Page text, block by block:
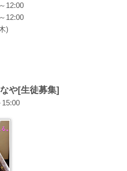
12:00
12:00
)
や[生徒募集]
15:00